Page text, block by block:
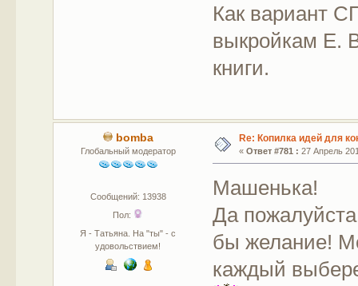
Как вариант
выкройкам Е.
книги.
bomba
Глобальный модератор
Сообщений: 13938
Пол:
Я - Татьяна. На "ты" - с
удовольствием!
Re: Копилка идей для
« Ответ #781 : 27 Апрель
Машенька!
Да
бы желание!
каждый